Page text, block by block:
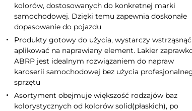
kolorów, dostosowanych do konkretnej marki
samochodowej. Dzięki temu zapewnia doskonałe
dopasowanie do pojazdu
Produkty gotowy do użycia, wystarczy
aplikować na naprawiany element. Lakier
ABRP jest idealnym rozwiązaniem do napraw
karoserii samochodowej bez użycia
sprzętu
Asortyment obejmuje większość rodzajów baz
kolorystycznych od kolorów solid(płaskich), po